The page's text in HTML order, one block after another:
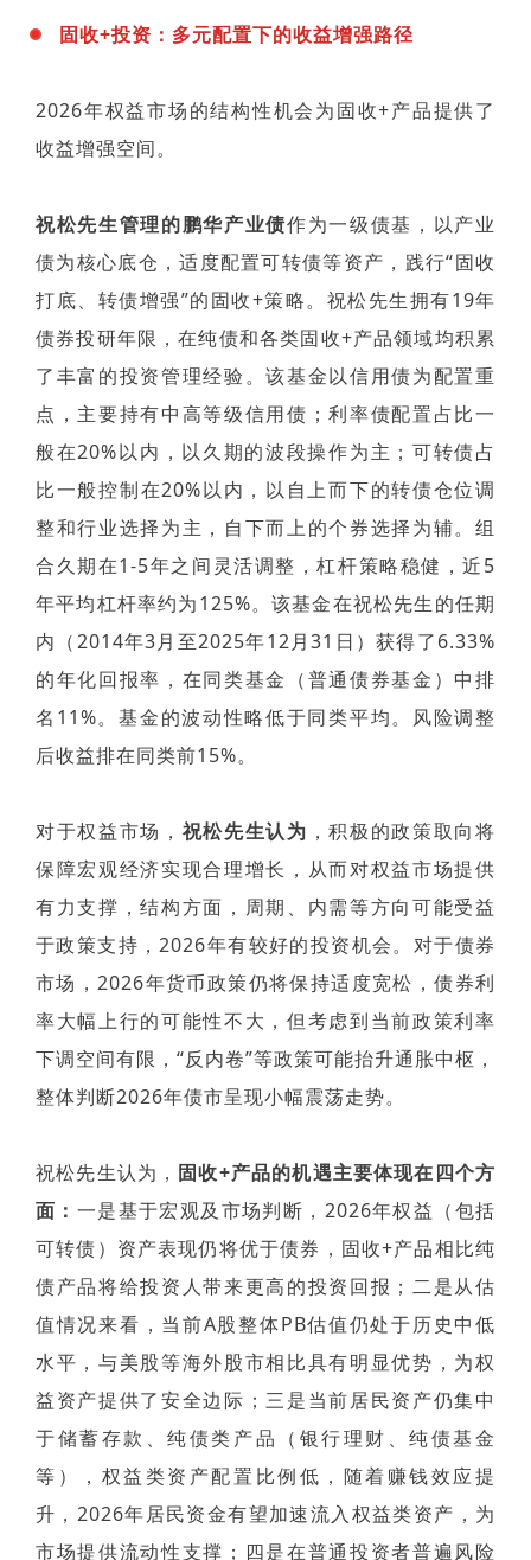
固收+投资：多元配置下的收益增强路径
2026年权益市场的结构性机会为固收+产品提供了
收益增强空间。
祝松先生管理的鹏华产业债作为一级债基，以产业
债为核心底仓，适度配置可转债等资产，践行“固收
打底、转债增强”的固收+策略。祝松先生拥有19年
债券投研年限，在纯债和各类固收+产品领域均积累
了丰富的投资管理经验。该基金以信用债为配置重
点，主要持有中高等级信用债；利率债配置占比一
般在20%以内，以久期的波段操作为主；可转债占
比一般控制在20%以内，以自上而下的转债仓位调
整和行业选择为主，自下而上的个券选择为辅。组
合久期在1-5年之间灵活调整，杠杆策略稳健，近5
年平均杠杆率约为125%。该基金在祝松先生的任期
内（2014年3月至2025年12月31日）获得了6.33%
的年化回报率，在同类基金（普通债券基金）中排
名11%。基金的波动性略低于同类平均。风险调整
后收益排在同类前15%。
对于权益市场， 祝松先生认为 ，积极的政策取向将
保障宏观经济实现合理增长，从而对权益市场提供
有力支撑，结构方面，周期、内需等方向可能受益
于政策支持，2026年有较好的投资机会。 对于债券
市场，2026年货币政策仍将保持适度宽松，债券利
率大幅上行的可能性不大，但考虑到当前政策利率
下调空间有限，“反内卷”等政策可能抬升通胀中枢，
整体判断2026年债市呈现小幅震荡走势。
祝松先生认为， 固收+产品的机遇主要体现在四个方
面： 一是基于宏观及市场判断， 2026年权益（包括
可转债）资产表现仍将优于债券，固收+产品相比纯
债产品将给投资人带来更高的投资回报； 二是从估
值情况来看， 当前A股整体PB估值仍处于历史中低
水平，与美股等海外股市相比具有明显优势，为权
益资产提供了安全边际； 三是当前居民资产仍集中
于储蓄存款、纯债类产品（银行理财、纯债基金
等）， 权益类资产配置比例低，随着赚钱效应提
升，2026年居民资金有望加速流入权益类资产，为
市场提供流动性支撑； 四是在普通投资者普遍风险